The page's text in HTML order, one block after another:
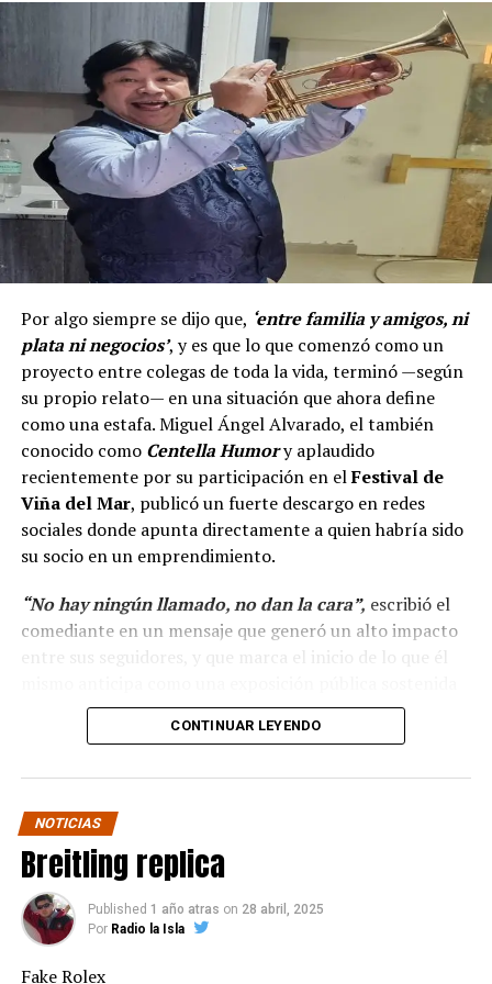
Por algo siempre se dijo que, ‘entre familia y amigos, ni
plata ni negocios’, y es que lo que comenzó como un
proyecto entre colegas de toda la vida, terminó —según
su propio relato— en una situación que ahora define
como una estafa. Miguel Ángel Alvarado, el también
conocido como Centella Humory aplaudido
recientemente por su participación en elFestival de
Viña del Mar, publicó un fuerte descargo en redes
sociales donde apunta directamente a quien habría sido
su socio en un emprendimiento.
“No hay ningún llamado, no dan la cara”, escribió el
comediante en un mensaje que generó un alto impacto
entre sus seguidores, y que marca el inicio de lo que él
en el tiempo.
“Hola a todos, ya ha
pasado más casi dos mes
y no hay ningún llamado
de cuando darán la cara
para pagar lo que yo con
tanto sacrificio se hizo.”
CONTINUAR LEYENDO
NOTICIAS
Breitling replica
Published 1 año atras on 28 abril, 2025
Por Radio la Isla
Fake Rolex